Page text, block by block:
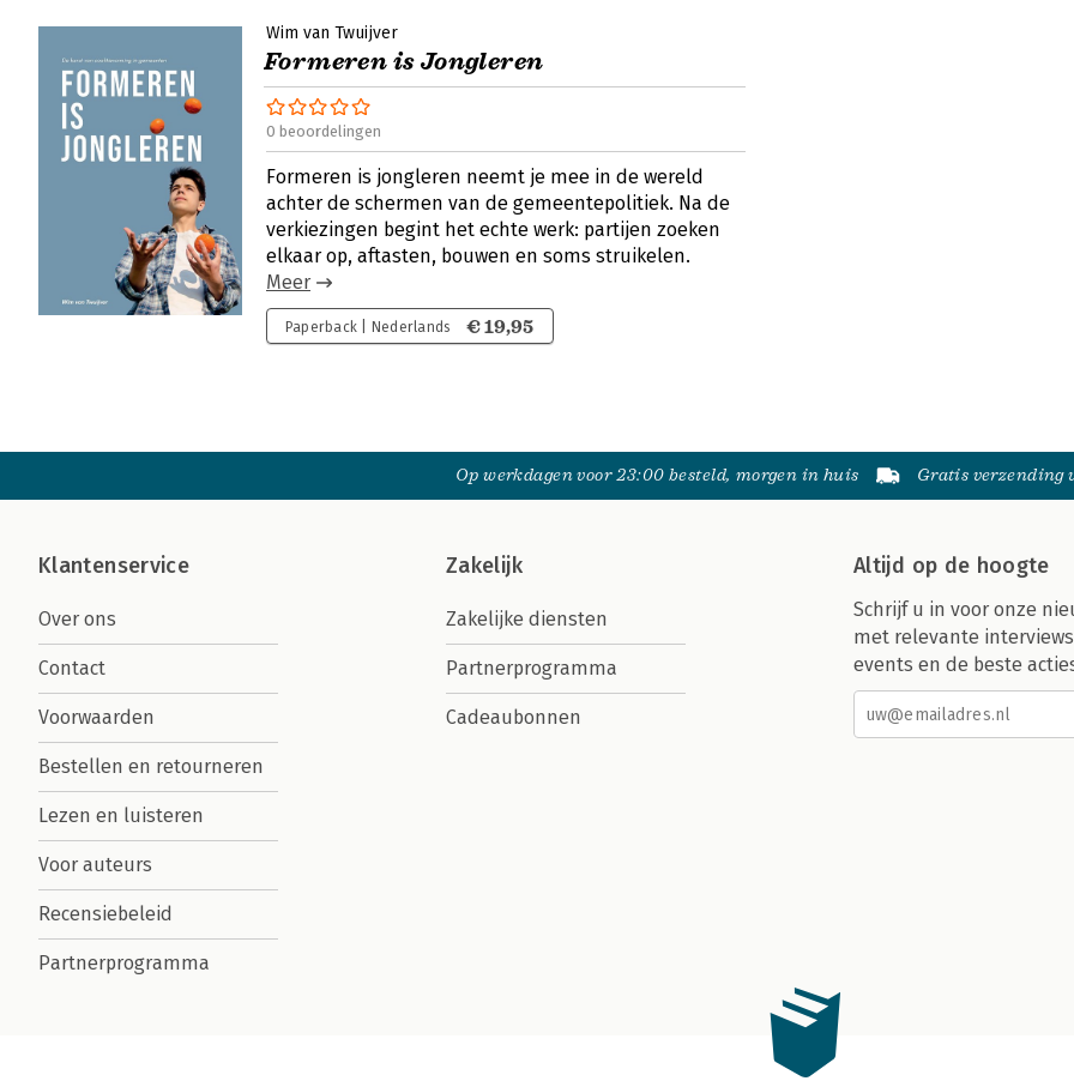
Wim van Twuijver
Formeren is Jongleren
0 beoordelingen
Formeren is jongleren neemt je mee in de wereld
achter de schermen van de gemeentepolitiek. Na de
verkiezingen begint het echte werk: partijen zoeken
elkaar op, aftasten, bouwen en soms struikelen.
Meer
Paperback | Nederlands € 19,95
Op werkdagen voor 23:00 besteld, morgen in huis Gratis verzending
Klantenservice
Over ons
Contact
Voorwaarden
Bestellen en retourneren
Lezen en luisteren
Voor auteurs
Recensiebeleid
Partnerprogramma
Zakelijk
Zakelijke diensten
Partnerprogramma
Cadeaubonnen
Altijd op de hoogte
Schrijf u in voor onze
met relevante
events en de beste